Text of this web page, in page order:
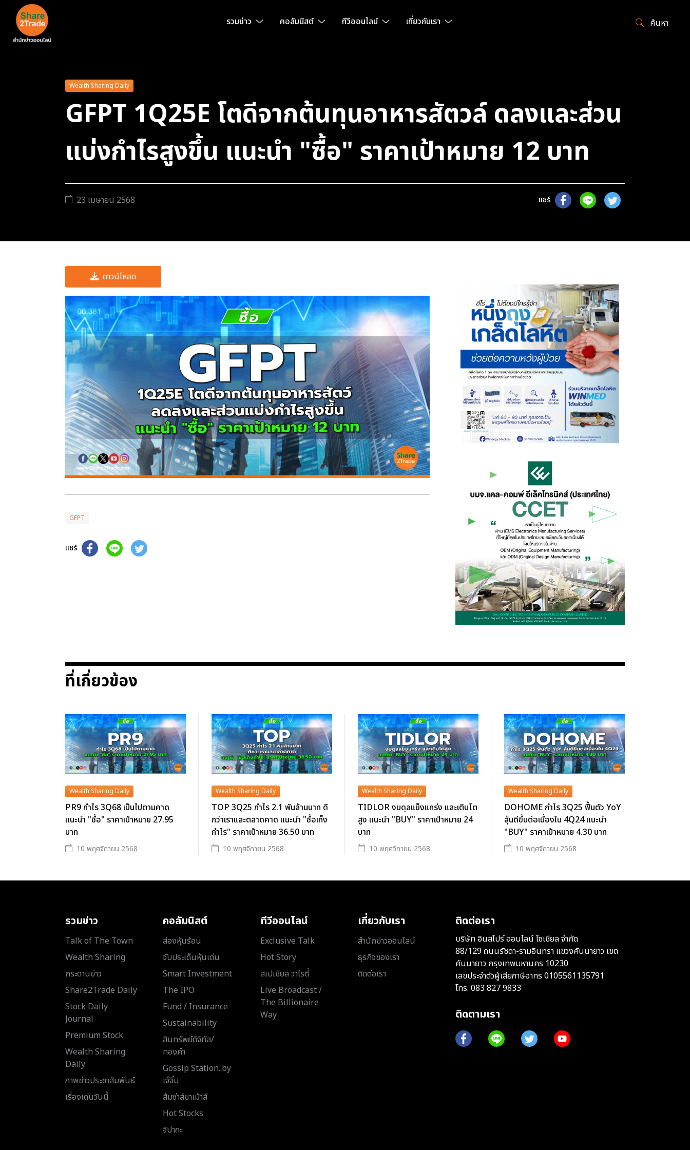
รวมข่าว คอลัมนิสต์ ทีวีออนไลน์ เกี่ยวกับเรา ค้นหา
Wealth Sharing Daily
GFPT 1Q25E โตดีจากต้นทุนอาหารสัตวล์ ดลงและส่วน
แบ่งกำไรสูงขึ้น แนะนำ "ซื้อ" ราคาเป้าหมาย 12 บาท
23 เมษายน 2568 แชร์
ดาวน์โหลด
GFPT
แชร์
ที่เกี่ยวข้อง
Wealth Sharing Daily
PR9 กำไร 3Q68 เป็นไปตามคาด
แนะนำ "ซื้อ" ราคาเป้าหมาย 27.95
บาท
10 พฤศจิกายน 2568
Wealth Sharing Daily
TOP 3Q25 กำไร 2.1 พันล้านบาท ดี
กว่าเราและตลาดคาด แนะนำ "ซื้อเก็ง
กำไร" ราคาเป้าหมาย 36.50 บาท
10 พฤศจิกายน 2568
Wealth Sharing Daily
TIDLOR งบดุลแข็งแกร่ง และเติบโต
สูง แนะนำ "BUY" ราคาเป้าหมาย 24
บาท
10 พฤศจิกายน 2568
Wealth Sharing Daily
DOHOME กำไร 3Q25 ฟื้นตัว YoY
ลุ้นดีขึ้นต่อเนื่องใน 4Q24 แนะนำ
"BUY" ราคาเป้าหมาย 4.30 บาท
10 พฤศจิกายน 2568
รวมข่าว
Talk of The Town
Wealth Sharing
กระดานข่าว
Share2Trade Daily
Stock Daily
Journal
Premium Stock
Wealth Sharing
Daily
ภาพข่าวประชาสัมพันธ์
เรื่องเด่นวันนี้
คอลัมนิสต์
ส่องหุ้นร้อน
จับประเด็นหุ้นเด่น
Smart Investment
The IPO
Fund / Insurance
Sustainability
สินทรัพย์ดิจิทัล/
ทองคำ
Gossip Station..by
เจ๊จิ๋ม
ส้มซ่าส์ขาเม้าส์
Hot Stocks
จิปาถะ
ทีวีออนไลน์
Exclusive Talk
Hot Story
สเปเชียล วาไรตี้
Live Broadcast /
The Billionaire
Way
เกี่ยวกับเรา
สำนักข่าวออนไลน์
ธุรกิจของเรา
ติดต่อเรา
ติดต่อเรา
บริษัท อินสไปร์ ออนไลน์ โซเชียล จำกัด
88/129 ถนนรัชดา-รามอินทรา แขวงคันนายาว เขต
คันนายาว กรุงเทพมหานคร 10230
เลขประจำตัวผู้เสียภาษีอากร 0105561135791
โทร. 083 827 9833
ติดตามเรา